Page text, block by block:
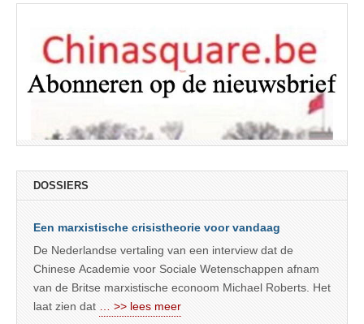
DOSSIERS
Een marxistische crisistheorie voor vandaag
De Nederlandse vertaling van een interview dat de
Chinese Academie voor Sociale Wetenschappen afnam
van de Britse marxistische econoom Michael Roberts. Het
laat zien dat … >> lees meer